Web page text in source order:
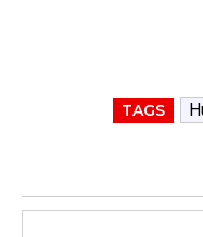
TAGS